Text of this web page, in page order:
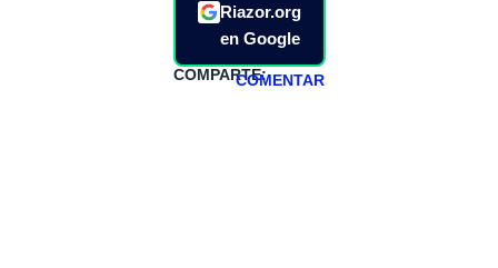
Riazor.org
en Google
COMPARTE:COMENTAR